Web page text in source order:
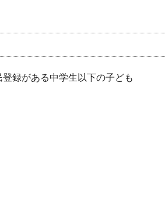
登録がある中学生以下の子ども